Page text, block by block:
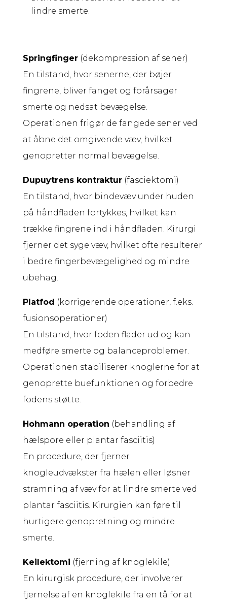
lindre smerte.
Springfinger(dekompression af sener)
En tilstand, hvor senerne, der bøjer
fingrene, bliver fanget og forårsager
smerte og nedsat bevægelse.
Operationen frigør de fangede sener ved
at åbne det omgivende væv, hvilket
genopretter normal bevægelse.
Dupuytrens kontraktur(fasciektomi)
En tilstand, hvor bindevæv under huden
på håndfladen fortykkes, hvilket kan
trække fingrene ind i håndfladen. Kirurgi
fjerner det syge væv, hvilket ofte resulterer
i bedre fingerbevægelighed og mindre
ubehag.
Platfod (korrigerende operationer, f.eks.
fusionsoperationer)
En tilstand, hvor foden flader ud og kan
medføre smerte og balanceproblemer.
Operationen stabiliserer knoglerne for at
genoprette buefunktionen og forbedre
fodens støtte.
Hohmann operation (behandling af
hælspore eller plantar fasciitis)
En procedure, der fjerner
knogleudvækster fra hælen eller løsner
stramning af væv for at lindre smerte ved
plantar fasciitis. Kirurgien kan føre til
hurtigere genopretning og mindre
smerte.
Keilektomi (fjerning af knoglekile)
En kirurgisk procedure, der involverer
fjernelse af en knoglekile fra en tå for at